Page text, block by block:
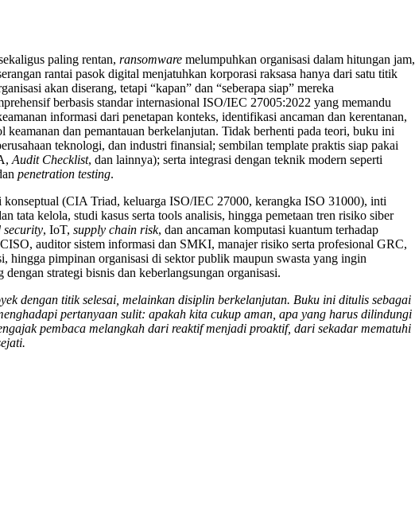
paling rentan, ransomware melumpuhkan organisasi dalam hitungan jam,
rantai pasok digital menjatuhkan korporasi raksasa hanya dari satu titik
akan diserang, tetapi “kapan” dan “seberapa siap” mereka
berbasis standar internasional ISO/IEC 27005:2022 yang memandu
informasi dari penetapan konteks, identifikasi ancaman dan kerentanan,
keamanan dan pemantauan berkelanjutan. Tidak berhenti pada teori, buku ini
teknologi, dan industri finansial; sembilan template praktis siap pakai
Audit Checklist, dan lainnya); serta integrasi dengan teknik modern seperti
penetration testing.
konseptual (CIA Triad, keluarga ISO/IEC 27000, kerangka ISO 31000), inti
tata kelola, studi kasus serta tools analisis, hingga pemetaan tren risiko siber
security, IoT, supply chain risk, dan ancaman komputasi kuantum terhadap
auditor sistem informasi dan SMKI, manajer risiko serta profesional GRC,
hingga pimpinan organisasi di sektor publik maupun swasta yang ingin
strategi bisnis dan keberlangsungan organisasi.
dengan titik selesai, melainkan disiplin berkelanjutan. Buku ini ditulis sebagai
pertanyaan sulit: apakah kita cukup aman, apa yang harus dilindungi
pembaca melangkah dari reaktif menjadi proaktif, dari sekadar mematuhi